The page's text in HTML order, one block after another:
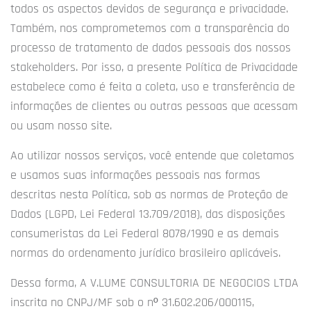
todos os aspectos devidos de segurança e privacidade.
Também, nos comprometemos com a transparência do
processo de tratamento de dados pessoais dos nossos
stakeholders. Por isso, a presente Política de Privacidade
estabelece como é feita a coleta, uso e transferência de
informações de clientes ou outras pessoas que acessam
ou usam nosso site.
Ao utilizar nossos serviços, você entende que coletamos
e usamos suas informações pessoais nas formas
descritas nesta Política, sob as normas de Proteção de
Dados (LGPD, Lei Federal 13.709/2018), das disposições
consumeristas da Lei Federal 8078/1990 e as demais
normas do ordenamento jurídico brasileiro aplicáveis.
Dessa forma, A V.LUME CONSULTORIA DE NEGOCIOS LTDA
inscrita no CNPJ/MF sob o nº 31.602.206/000115,